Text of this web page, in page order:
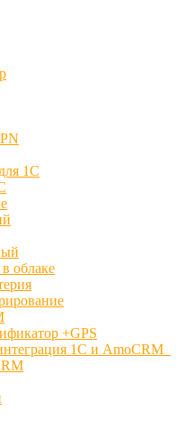
1С
облаке
+GPS
1С и AmoCRM